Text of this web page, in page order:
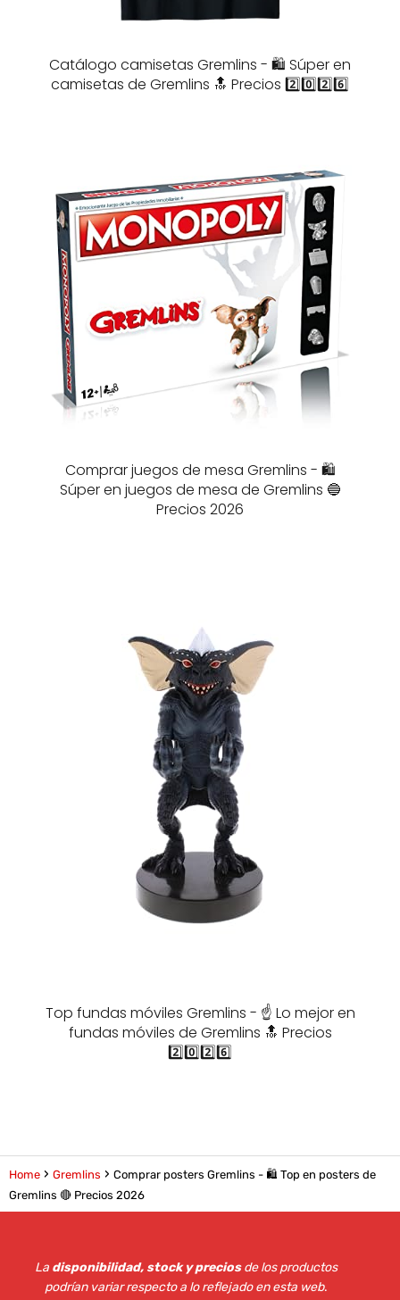
Catálogo camisetas Gremlins - 🛍️ Súper en
camisetas de Gremlins 🔝 Precios 2️⃣0️⃣2️⃣6️⃣
Comprar juegos de mesa Gremlins - 🛍️
Súper en juegos de mesa de Gremlins 🔵
Precios 2026
Top fundas móviles Gremlins - ☝️ Lo mejor en
fundas móviles de Gremlins 🔝 Precios
2️⃣0️⃣2️⃣6️⃣
Home Gremlins
Comprar posters Gremlins - 🛍️ Top en posters de
Gremlins 🔴 Precios 2026
La disponibilidad, stock y preciosde los productos
podrían variar respecto a lo reflejado en esta web.